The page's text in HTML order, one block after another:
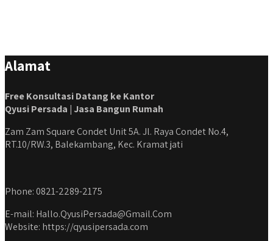
Alamat
Free Konsultasi Datang ke Kantor
Qyusi Persada | Jasa Bangun Rumah
Zam Zam Square Condet Unit 5A. Jl. Raya Condet No.4,
RT.10/RW.3, Balekambang, Kec. Kramat jati
Phone: 0821-2289-2175
E-mail: Hallo.QyusiPersada@Gmail.Com
Website: https://qyusipersada.com